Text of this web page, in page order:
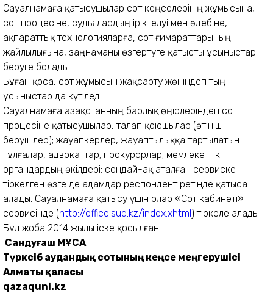
Сауалнамаға қатысушылар сот кеңселерінің жұмысына,
сот процесіне, судьялардың іріктелуі мен әдебіне,
ақпараттық технологияларға, сот ғимараттарының
жайлылығына, заңнаманы өзгертуге қатысты ұсыныстар
беруге болады.
Бұған қоса, сот жұмысын жақсарту жөніндегі тың
ұсыныстар да күтіледі.
Сауалнамаға Қазақстанның барлық өңірлеріндегі сот
процесіне қатысушылар, талап қоюшылар (өтініш
берушілер); жауапкерлер, жауаптылыққа тартылатын
тұлғалар, адвокаттар; прокурорлар; мемлекеттік
органдардың өкілдері; сондай-ақ аталған сервиске
тіркелген өзге де адамдар респондент ретінде қатыса
алады. Сауалнамаға қатысу үшін олар «Сот кабинеті»
сервисінде (http://office.sud.kz/index.xhtml) тіркеле алады.
Бұл жоба 2014 жылы іске қосылған.
Сандуғаш МҰСА
Түрксіб аудандық сотының кеңсе меңгерушісі
Алматы қаласы
qazaquni.kz